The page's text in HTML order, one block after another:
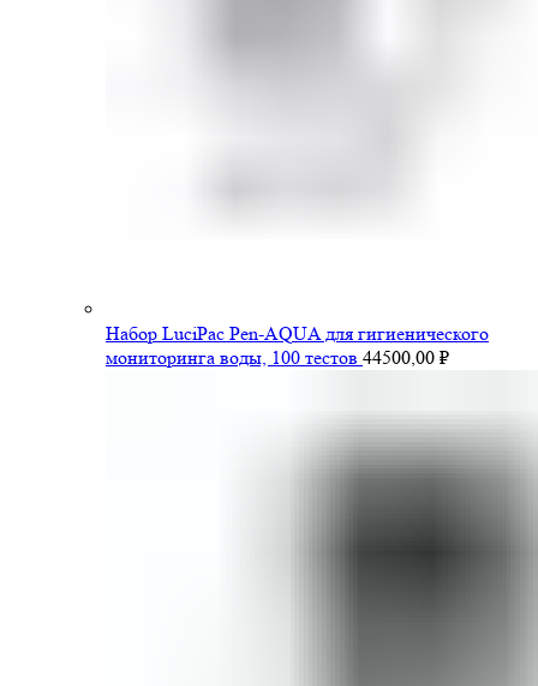
Набор LuciPac Pen-AQUA для гигиенического
мониторинга воды, 100 тестов 44500,00 ₽